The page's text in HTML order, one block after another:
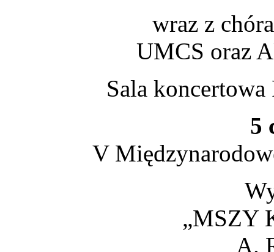
wraz z
UMCS oraz
Sala
5
V
„MSZY
A.